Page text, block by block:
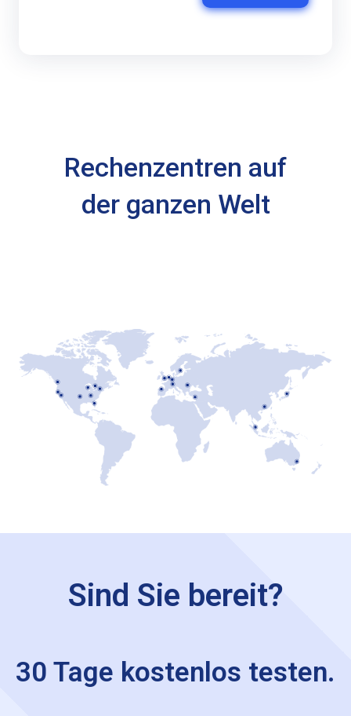
Rechenzentren auf
der ganzen Welt
Sind Sie bereit?
30 Tage kostenlos testen.